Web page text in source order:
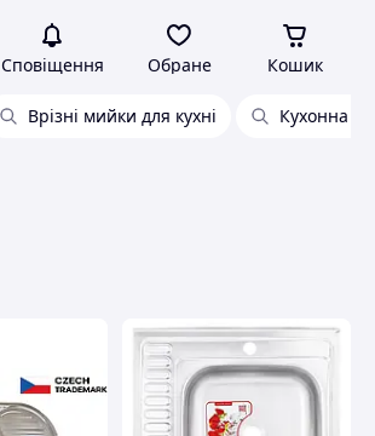
Сповіщення Обране Кошик
Врізні мийки для кухні Кухонна